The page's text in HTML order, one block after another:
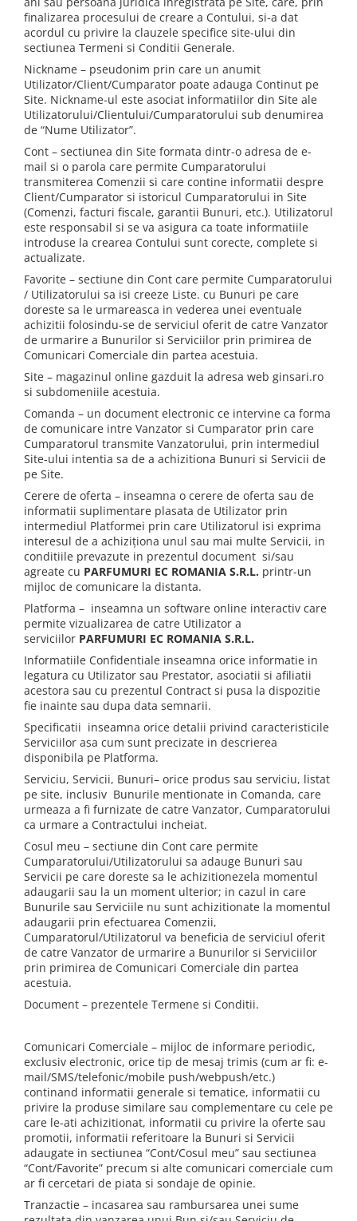
finalizarea procesului de creare a Contului, si-a dat
acordul cu privire la clauzele specifice site-ului din
sectiunea Termeni si Conditii Generale.
Nickname – pseudonim prin care un anumit
Utilizator/Client/Cumparator poate adauga Continut pe
Site. Nickname-ul este asociat informatiilor din Site ale
Utilizatorului/Clientului/Cumparatorului sub denumirea
de “Nume Utilizator”.
Cont – sectiunea din Site formata dintr-o adresa de e-
mail si o parola care permite Cumparatorului
transmiterea Comenzii si care contine informatii despre
Client/Cumparator si istoricul Cumparatorului in Site
(Comenzi, facturi fiscale, garantii Bunuri, etc.). Utilizatorul
este responsabil si se va asigura ca toate informatiile
introduse la crearea Contului sunt corecte, complete si
actualizate.
Favorite – sectiune din Cont care permite Cumparatorului
/ Utilizatorului sa isi creeze Liste. cu Bunuri pe care
doreste sa le urmareasca in vederea unei eventuale
achizitii folosindu-se de serviciul oferit de catre Vanzator
de urmarire a Bunurilor si Serviciilor prin primirea de
Comunicari Comerciale din partea acestuia.
Site – magazinul online gazduit la adresa web ginsari.ro
si subdomeniile acestuia.
Comanda – un document electronic ce intervine ca forma
de comunicare intre Vanzator si Cumparator prin care
Cumparatorul transmite Vanzatorului, prin intermediul
Site-ului intentia sa de a achizitiona Bunuri si Servicii de
pe Site.
Cerere de oferta – inseamna o cerere de oferta sau de
informatii suplimentare plasata de Utilizator prin
intermediul Platformei prin care Utilizatorul isi exprima
interesul de a achiziţiona unul sau mai multe Servicii, in
conditiile prevazute in prezentul document si/sau
agreate cu PARFUMURI EC ROMANIA S.R.L. printr-un
mijloc de comunicare la distanta.
Platforma – inseamna un software online interactiv care
permite vizualizarea de catre Utilizator a
serviciilor PARFUMURI EC ROMANIA S.R.L.
Informatiile Confidentiale inseamna orice informatie in
legatura cu Utilizator sau Prestator, asociatii si afiliatii
acestora sau cu prezentul Contract si pusa la dispozitie
fie inainte sau dupa data semnarii.
Specificatii inseamna orice detalii privind caracteristicile
Serviciilor asa cum sunt precizate in descrierea
disponibila pe Platforma.
Serviciu, Servicii, Bunuri– orice produs sau serviciu, listat
pe site, inclusiv Bunurile mentionate in Comanda, care
urmeaza a fi furnizate de catre Vanzator, Cumparatorului
ca urmare a Contractului incheiat.
Cosul meu – sectiune din Cont care permite
Cumparatorului/Utilizatorului sa adauge Bunuri sau
Servicii pe care doreste sa le achizitionezela momentul
adaugarii sau la un moment ulterior; in cazul in care
Bunurile sau Serviciile nu sunt achizitionate la momentul
adaugarii prin efectuarea Comenzii,
Cumparatorul/Utilizatorul va beneficia de serviciul oferit
de catre Vanzator de urmarire a Bunurilor si Serviciilor
prin primirea de Comunicari Comerciale din partea
acestuia.
Document – prezentele Termene si Conditii.
Comunicari Comerciale – mijloc de informare periodic,
exclusiv electronic, orice tip de mesaj trimis (cum ar fi: e-
mail/SMS/telefonic/mobile push/webpush/etc.)
continand informatii generale si tematice, informatii cu
privire la produse similare sau complementare cu cele pe
care le-ati achizitionat, informatii cu privire la oferte sau
promotii, informatii referitoare la Bunuri si Servicii
adaugate in sectiunea “Cont/Cosul meu” sau sectiunea
“Cont/Favorite” precum si alte comunicari comerciale cum
ar fi cercetari de piata si sondaje de opinie.
Tranzactie – incasarea sau rambursarea unei sume